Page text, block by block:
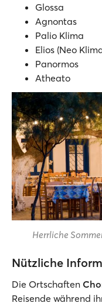
Glossa
Agnontas
Palio Klima
Elios (Neo
Panormos
Atheato
Herrliche
Nützliche
Die Ortschaften
Reisende während